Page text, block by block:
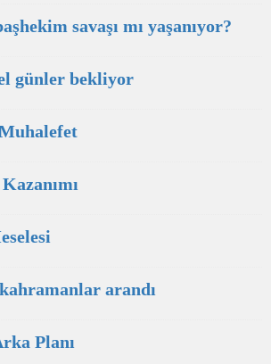
savaşı mı yaşanıyor?
günler bekliyor
arandı
Planı